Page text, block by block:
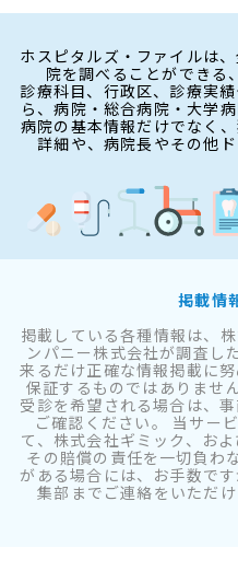
ホスピタルズ・ファイルは
院を調べることができる
診療科目、行政区、診療実
ら、病院・総合病院・大学
病院の基本情報だけでなく
詳細や、病院長やその他
掲載情
掲載している各種情報は、
ンパニー株式会社が調査し
来るだけ正確な情報掲載に
保証するものではありませ
受診を希望される場合は、
ご確認ください。 当サー
て、株式会社ギミック、お
その賠償の責任を一切負わ
がある場合には、お手数です
集部までご連絡をいただ